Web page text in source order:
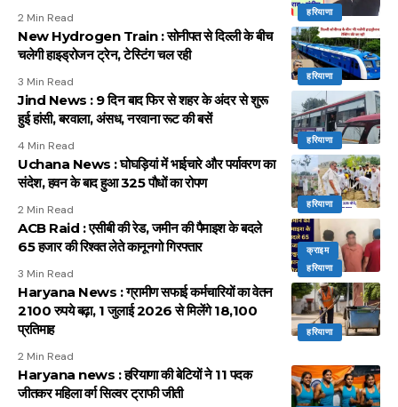
हरियाणा
2 Min Read
हरियाणा
New Hydrogen Train : सोनीपत से दिल्ली के बीच
चलेगी हाइड्रोजन ट्रेन, टेस्टिंग चल रही
3 Min Read
हरियाणा
Jind News : 9 दिन बाद फिर से शहर के अंदर से शुरू
हुई हांसी, बरवाला, अंसध, नरवाना रूट की बसें
4 Min Read
हरियाणा
Uchana News : घोघड़ियां में भाईचारे और पर्यावरण का
संदेश, हवन के बाद हुआ 325 पौधों का रोपण
2 Min Read
क्राइम
हरियाणा
ACB Raid : एसीबी की रेड, जमीन की पैमाइश के बदले
65 हजार की रिश्वत लेते कानूनगो गिरफ्तार
3 Min Read
हरियाणा
Haryana News : ग्रामीण सफाई कर्मचारियों का वेतन
2100 रुपये बढ़ा, 1 जुलाई 2026 से मिलेंगे 18,100
प्रतिमाह
2 Min Read
Haryana news : हरियाणा की बेटियों ने 11 पदक
जीतकर महिला वर्ग सिल्वर ट्राफी जीती